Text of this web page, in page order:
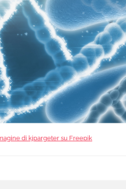
di kjpargeter su Freepik